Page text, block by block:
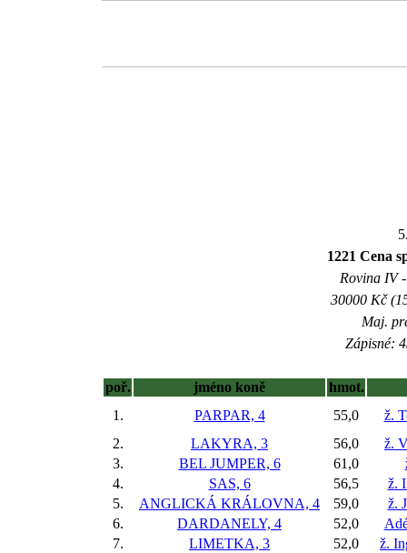
1221 Cena
Rovina IV
30000 Kč
Maj.
Zápisné:
poř. jméno koně
hmot.
1.
PARPAR, 4 55,0
ž.
2.
LAKYRA, 3 56,0
ž.
3.
BEL JUMPER, 6 61,0
4.
SAS, 6 56,5
ž.
5.
ANGLICKÁ KRÁLOVNA, 4 59,0
ž.
6.
DARDANELY, 4 52,0
7.
LIMETKA, 3 52,0
ž.